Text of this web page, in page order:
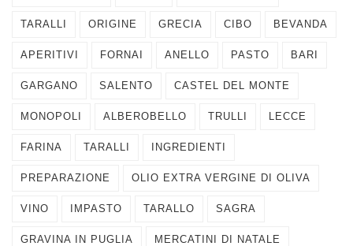
TARALLI ORIGINE GRECIA CIBO BEVANDA
APERITIVI FORNAI ANELLO PASTO BARI
GARGANO SALENTO CASTEL DEL MONTE
MONOPOLI ALBEROBELLO TRULLI LECCE
FARINA TARALLI INGREDIENTI
PREPARAZIONE OLIO EXTRA VERGINE DI OLIVA
VINO IMPASTO TARALLO SAGRA
GRAVINA IN PUGLIA MERCATINI DI NATALE